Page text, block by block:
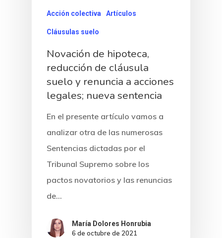
Acción colectiva Artículos
Cláusulas suelo
Novación de hipoteca,
reducción de cláusula
suelo y renuncia a acciones
legales; nueva sentencia
En el presente artículo vamos a
analizar otra de las numerosas
Sentencias dictadas por el
Tribunal Supremo sobre los
pactos novatorios y las renuncias
de…
María Dolores Honrubia
6 de octubre de 2021